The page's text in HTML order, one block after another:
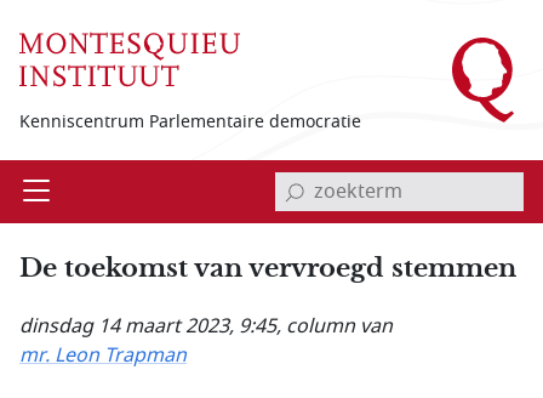
Kenniscentrum Parlementaire democratie
Open invoerveld zoekterm
De toekomst van vervroegd stemmen
dinsdag 14 maart 2023, 9:45, column van
mr. Leon Trapman